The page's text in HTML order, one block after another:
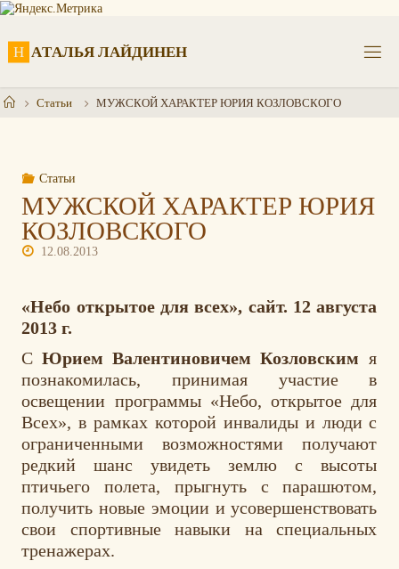
Перейти
Н АТАЛЬЯ ЛАЙДИНЕН
ГлавнаяСтатьи МУЖСКОЙ ХАРАКТЕР ЮРИЯ КОЗЛОВСКОГО
Статьи
МУЖСКОЙ ХАРАКТЕР ЮРИЯ
КОЗЛОВСКОГО
12.08.2013
«Небо открытое для всех», сайт. 12 августа
2013 г.
СЮрием Валентиновичем Козловским я
познакомилась, принимая участие в
освещении программы «Небо, открытое для
Всех», в рамках которой инвалиды и люди с
ограниченными возможностями получают
редкий шанс увидеть землю с высоты
птичьего полета, прыгнуть с парашютом,
получить новые эмоции и усовершенствовать
свои спортивные навыки на специальных
тренажерах.